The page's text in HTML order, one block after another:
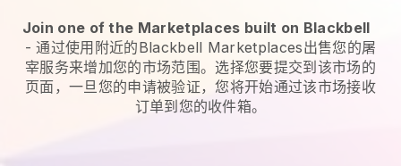
Join one of the Marketplaces built on Blackbell
-通过使用附近的Blackbell Marketplaces出售您的屠
宰服务来增加您的市场范围。 选择您要提交到该市场的
页面，一旦您的申请被验证，您将开始通过该市场接收
订单到您的收件箱。